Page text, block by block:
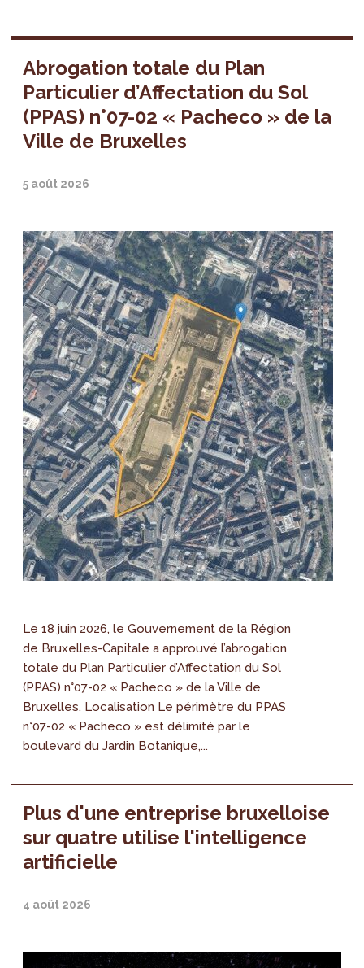
Abrogation totale du Plan
Particulier d’Affectation du Sol
(PPAS) n°07-02 « Pacheco » de la
Ville de Bruxelles
5 août 2026
Le 18 juin 2026, le Gouvernement de la Région
de Bruxelles-Capitale a approuvé l’abrogation
totale du Plan Particulier d’Affectation du Sol
(PPAS) n°07-02 « Pacheco » de la Ville de
Bruxelles. Localisation Le périmètre du PPAS
n°07-02 « Pacheco » est délimité par le
boulevard du Jardin Botanique,...
Plus d'une entreprise bruxelloise
sur quatre utilise l'intelligence
artificielle
4 août 2026